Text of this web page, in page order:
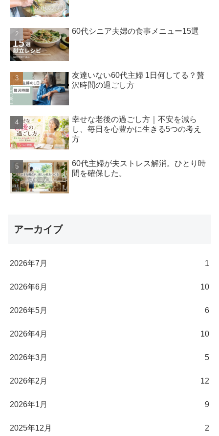
60代シニア夫婦の食事メニュー15選
友達いない60代主婦 1日何してる？贅
沢時間の過ごし方
幸せな老後の過ごし方｜不安を減ら
し、毎日を心豊かに生きる5つの考え
方
60代主婦が夫ストレス解消。ひとり時
間を確保した。
アーカイブ
2026年7月 1
2026年6月 10
2026年5月 6
2026年4月 10
2026年3月 5
2026年2月 12
2026年1月 9
2025年12月 2